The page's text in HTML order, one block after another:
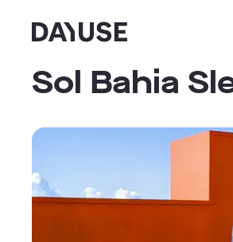
Dayuse
Sol Bahia